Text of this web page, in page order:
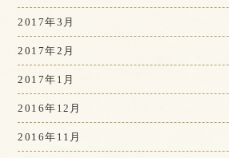
2017年3月
2017年2月
2017年1月
2016年12月
2016年11月